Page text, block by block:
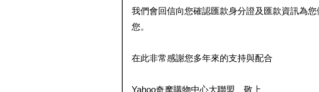
我們會回信向您確認匯款身分證及匯款資訊為
您。
在此非常感謝您多年來的支持與配合
Yahoo奇摩購物中心大聯盟 敬上